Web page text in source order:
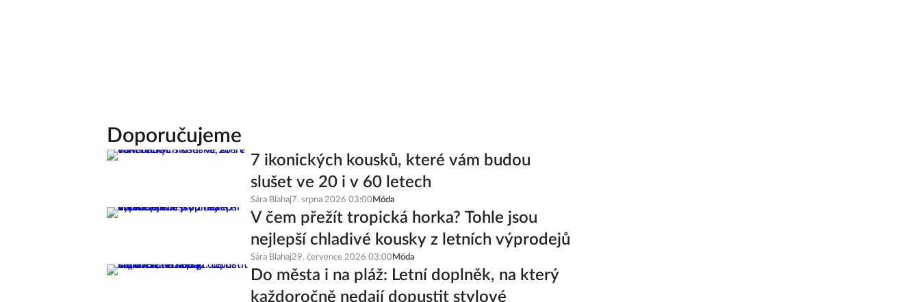
Doporučujeme
7 ikonických kousků, které vám budou
slušet ve 20 i v 60 letech
Sára Blahaj7. srpna 2026 03:00 Móda
V čem přežít tropická horka? Tohle jsou
nejlepší chladivé kousky z letních výprodejů
Sára Blahaj29. července 2026 03:00 Móda
Do města i na pláž: Letní doplněk, na který
každoročně nedají dopustit stylové